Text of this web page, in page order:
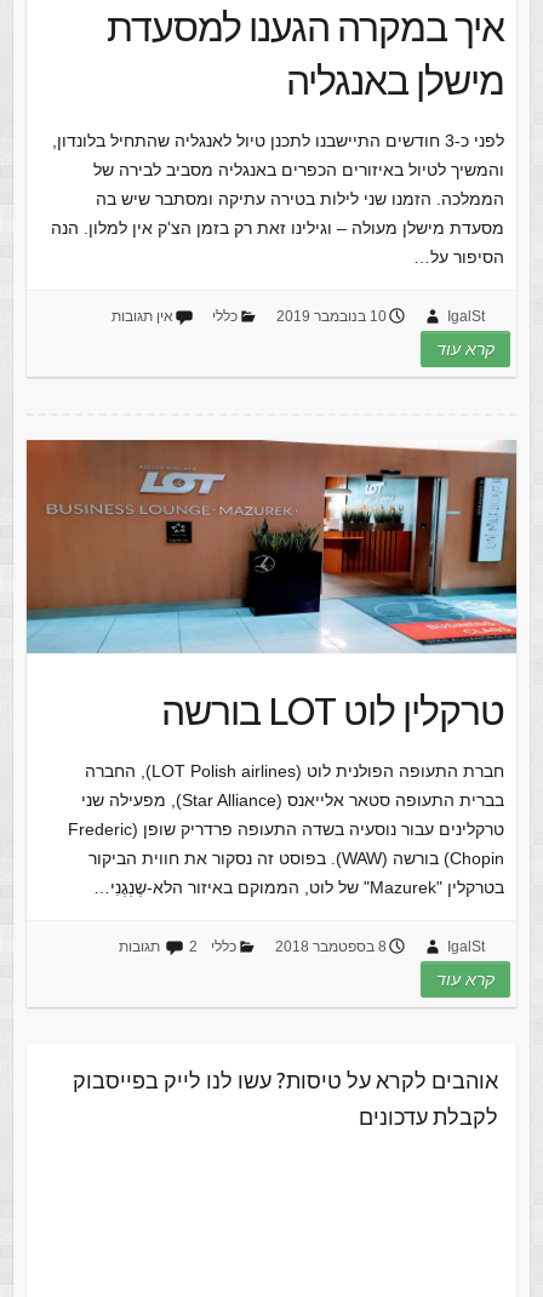
איך במקרה הגענו למסעדת
מישלן באנגליה
לפני כ-3 חודשים התיישבנו לתכנן טיול לאנגליה שהתחיל בלונדון,
והמשיך לטיול באיזורים הכפרים באנגליה מסביב לבירה של
הממלכה. הזמנו שני לילות בטירה עתיקה ומסתבר שיש בה
מסעדת מישלן מעולה – וגילינו זאת רק בזמן הצ'ק אין למלון. הנה
הסיפור על…
IgalSt 10 בנובמבר 2019 כללי אין תגובות
קרא עוד
טרקלין לוט LOT בורשה
חברת התעופה הפולנית לוט (LOT Polish airlines), החברה
בברית התעופה סטאר אלייאנס (Star Alliance), מפעילה שני
טרקלינים עבור נוסעיה בשדה התעופה פרדריק שופן (Frederic
Chopin) בורשה (WAW). בפוסט זה נסקור את חווית הביקור
בטרקלין "Mazurek" של לוט, הממוקם באיזור הלא-שֶנְגֶנִי…
IgalSt 8 בספטמבר 2018 כללי 2 תגובות
קרא עוד
אוהבים לקרא על טיסות? עשו לנו לייק בפייסבוק
לקבלת עדכונים